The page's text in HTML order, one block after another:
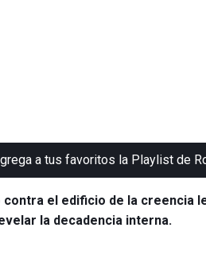
a tus favoritos la Playlist de
contra el edificio de la creencia
la decadencia interna.